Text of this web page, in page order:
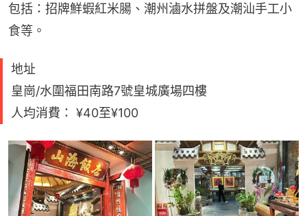
包括：招牌鮮蝦紅米腸、潮州滷水拼盤及潮汕手工小
食等。
地址
皇崗/水圍福田南路7號皇城廣場四樓
人均消費： ¥40至¥100